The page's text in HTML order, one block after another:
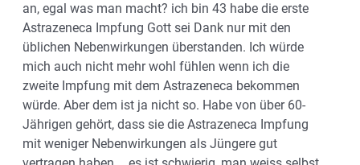
an, egal was man macht? ich bin 43 habe die erste
Astrazeneca Impfung Gott sei Dank nur mit den
üblichen Nebenwirkungen überstanden. Ich würde
mich auch nicht mehr wohl fühlen wenn ich die
zweite Impfung mit dem Astrazeneca bekommen
würde. Aber dem ist ja nicht so. Habe von über 60-
Jährigen gehört, dass sie die Astrazeneca Impfung
mit weniger Nebenwirkungen als Jüngere gut